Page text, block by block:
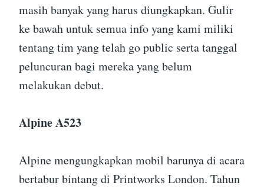
masih banyak yang harus diungkapkan. Gulir
ke bawah untuk semua info yang kami miliki
tentang tim yang telah go public serta tanggal
peluncuran bagi mereka yang belum
melakukan debut.
Alpine A523
Alpine mengungkapkan mobil barunya di acara
bertabur bintang di Printworks London. Tahun